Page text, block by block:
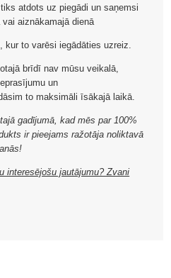
atdots uz piegādi un saņemsi
aiznākamajā dienā
kur to varēsi iegādāties uzreiz.
brīdī nav mūsu veikalā,
un
to maksimāli īsākajā laikā.
gadījumā, kad mēs par 100%
ir pieejams ražotāja noliktavā
interesējošu jautājumu? Zvani